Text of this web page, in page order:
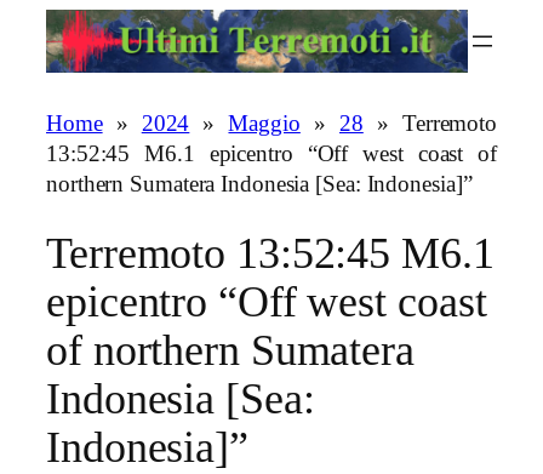
Home» 2024 »Maggio » 28 » Terremoto
13:52:45 M6.1 epicentro “Off west coast of
northern Sumatera Indonesia [Sea: Indonesia]”
Terremoto 13:52:45 M6.1
epicentro “Off west coast
of northern Sumatera
Indonesia [Sea:
Indonesia]”